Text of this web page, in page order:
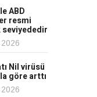
ABD
resmi
seviyededir
Nil virüsü
göre arttı